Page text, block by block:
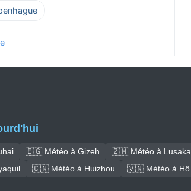
🇪🇬 Météo à Gizeh 🇿🇲 Météo à Lusaka
🇨🇳 Météo à Huizhou 🇻🇳 Météo à Hô